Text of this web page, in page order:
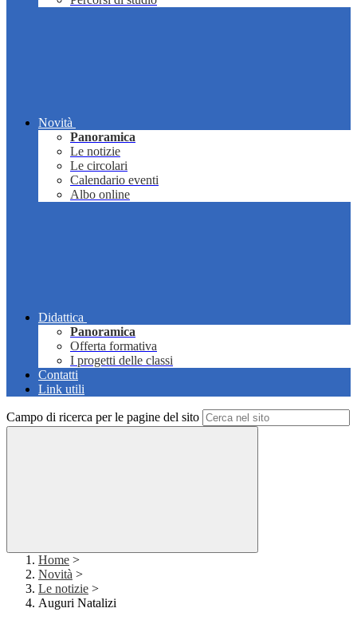
Novità
Panoramica
Le notizie
Le circolari
Calendario eventi
Albo online
Didattica
Panoramica
Offerta formativa
I progetti delle classi
Contatti
Link utili
Campo di ricerca per le pagine del sito
Home >
Novità >
Le notizie >
Auguri Natalizi